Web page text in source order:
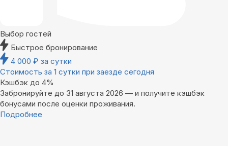
Выбор гостей
Быстрое бронирование
4 000 ₽ за сутки
Стоимость за 1 сутки при заезде сегодня
Кэшбэк до 4%
Забронируйте до 31 августа 2026 — и получите кэшбэк
бонусами после оценки проживания.
Подробнее